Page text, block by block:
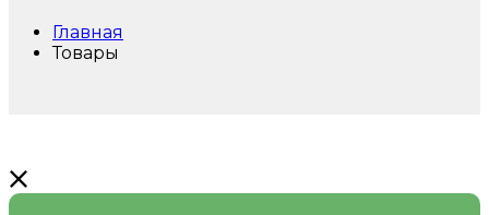
Главная
Товары